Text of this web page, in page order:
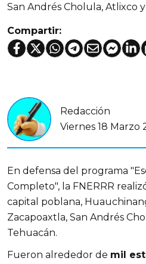
San Andrés Cholula, Atlixco
Compartir:
Redacción
Viernes 18 Marzo
En defensa del programa
Completo", la FNERRR
capital poblana,
Zacapoaxtla, San Andrés
Tehuacán.
Fueron alrededor de mil